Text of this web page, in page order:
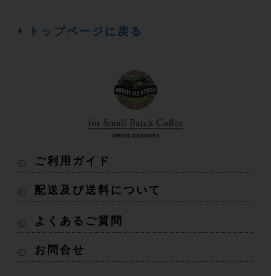
トップページに戻る
ご利用ガイド
配送及び送料について
よくあるご質問
お問合せ